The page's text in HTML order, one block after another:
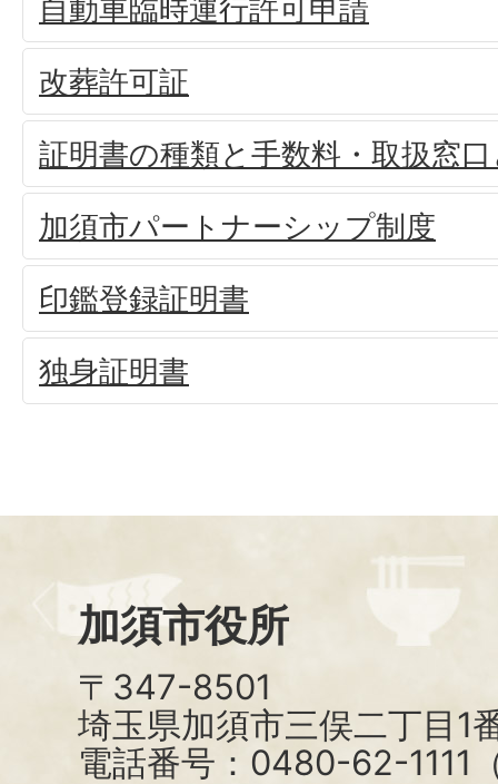
自動車臨時運行許可申請
改葬許可証
証明書の種類と手数料・取扱窓
加須市パートナーシップ制度
印鑑登録証明書
独身証明書
加須市役所
〒347-8501
埼玉県加須市三俣二丁目1
電話番号：0480-62-1111